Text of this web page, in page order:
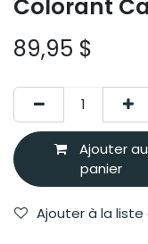
Colorant
89,95 $
Ajouter au
panier
Ajouter à la